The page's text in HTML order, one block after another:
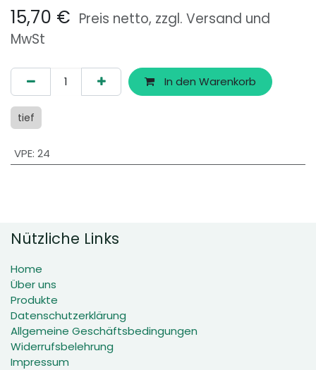
15,70 € Preis netto, zzgl. Versand und
MwSt
In den Warenkorb
tief
VPE: 24
Nützliche Links
Home
Über uns
Produkte
Datenschutzerklärung
Allgemeine Geschäftsbedingungen
Widerrufsbelehrung
Impressum